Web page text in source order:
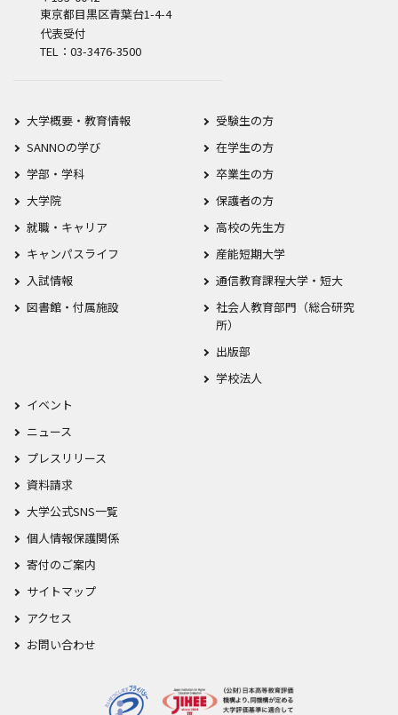
東京都目黒区青葉台1-4-4
代表受付
TEL：03-3476-3500
大学概要・教育情報
SANNOの学び
学部・学科
大学院
就職・キャリア
キャンパスライフ
入試情報
図書館・付属施設
受験生の方
在学生の方
卒業生の方
保護者の方
高校の先生方
産能短期大学
通信教育課程大学・短大
社会人教育部門（総合研究
所）
出版部
学校法人
イベント
ニュース
プレスリリース
資料請求
大学公式SNS一覧
個人情報保護関係
寄付のご案内
サイトマップ
アクセス
お問い合わせ